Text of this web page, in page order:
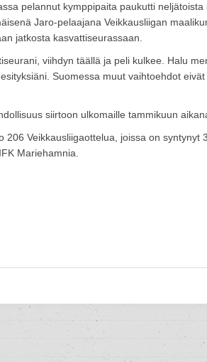
pelannut kymppipaita paukutti neljätoista
Jaro-pelaajana Veikkausliigan
jatkosta kasvattiseurassaan.
viihdyn täällä ja peli kulkee. Halu
Suomessa muut vaihtoehdot
siirtoon ulkomaille tammikuun
Veikkausliigaottelua, joissa on syntynyt
Mariehamnia.